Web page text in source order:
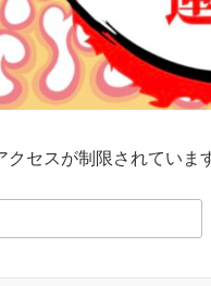
クセスが制限されてい